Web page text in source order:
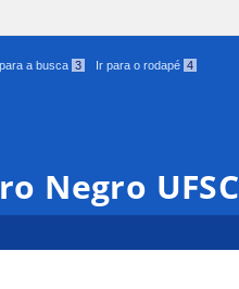
a busca 3 Ir para o rodapé 4
Negro UFSC